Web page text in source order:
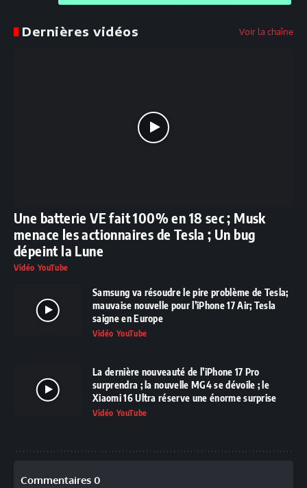
Dernières vidéos Voir la chaîne
Une batterie VE fait 100% en 18 sec ; Musk
menace les actionnaires de Tesla ; Un bug
dépeint la Lune
Vidéo YouTube
Samsung va résoudre le pire problème de Tesla;
mauvaise nouvelle pour l’iPhone 17 Air; Tesla
saigne en Europe
Vidéo YouTube
La dernière nouveauté de l’iPhone 17 Pro
surprendra ; la nouvelle MG4 se dévoile ; le
Xiaomi 16 Ultra réserve une énorme surprise
Vidéo YouTube
Commentaires 0